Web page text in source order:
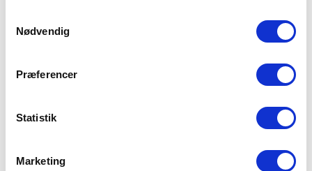
Nødvendig
Præferencer
Statistik
Marketing
Kroketter m. Chorizio og